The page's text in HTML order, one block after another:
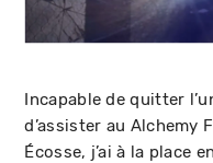
Incapable de quitter
d’assister au Alchemy
Écosse, j’ai à la place